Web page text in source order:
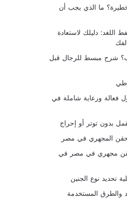
ما الذي يجب أن
دليلك لاستعادة
شرح مبسط للرجال قبل
فعالة ورعاية شاملة في
بدون توتر أو إحراج
المجهري في مصر
مجهري في مصر في
تحديد نوع الجنين
والطرق المستخدمة